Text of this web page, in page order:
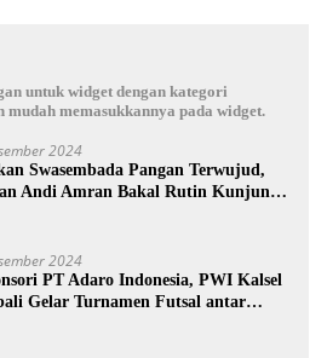
untuk widget dengan kategori
mudah memasukkannya pada widget.
2024
Swasembada Pangan Terwujud,
Andi Amran Bakal Rutin Kunjungi
2024
PT Adaro Indonesia, PWI Kalsel
Gelar Turnamen Futsal antar